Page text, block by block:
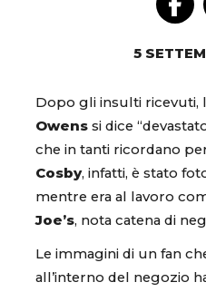
5
Dopo gli insulti ricevuti,
Owens si dice
che in tanti ricordano
Cosby, infatti, è stato
mentre era al lavoro
Joe’s, nota catena di
Le immagini di un fan
all’interno del negozio